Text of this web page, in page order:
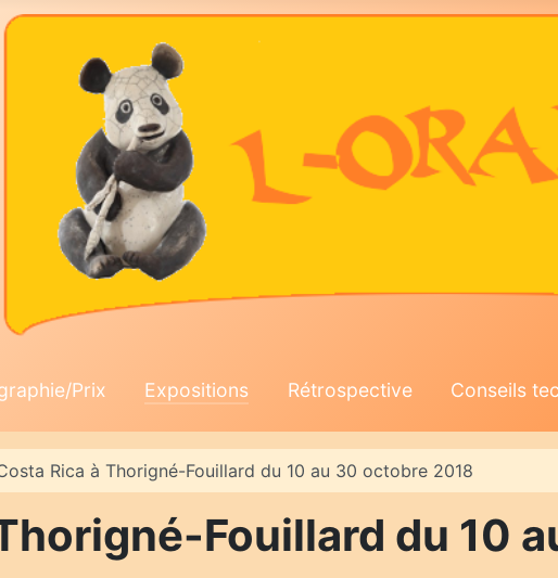
Prix Expositions Rétrospective Conseils
Rica à Thorigné-Fouillard du 10 au 30 octobre 2018
Fouillard du 10